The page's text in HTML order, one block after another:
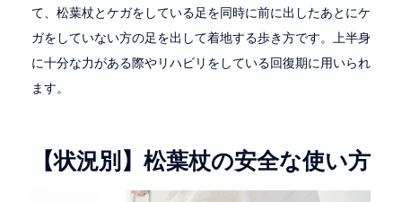
て、松葉杖とケガをしている足を同時に前に出したあとにケ
ガをしていない方の足を出して着地する歩き方です。上半身
に十分な力がある際やリハビリをしている回復期に用いられ
ます。
【状況別】松葉杖の安全な使い方